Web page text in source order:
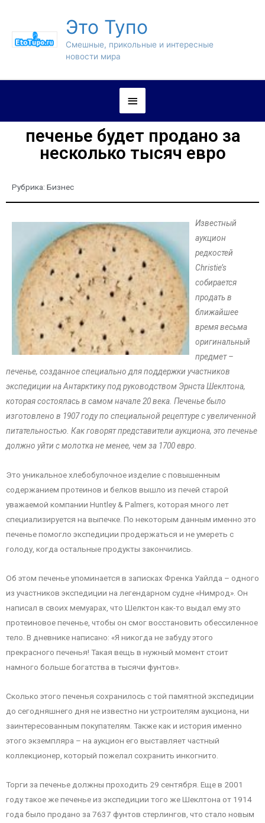
Это Тупо
Смешные, прикольные и интересные
новости мира
печенье будет продано за
несколько тысяч евро
Рубрика: Бизнес
Известный
аукцион
редкостей
Christie’s
собирается
продать в
ближайшее
время весьма
оригинальный
предмет –
печенье, созданное специально для поддержки участников
экспедиции на Антарктику под руководством Эрнста Шеклтона,
которая состоялась в самом начале 20 века. Печенье было
изготовлено в 1907 году по специальной рецептуре с увеличенной
питательностью. Как говорят представители аукциона, это печенье
должно уйти с молотка не менее, чем за 1700 евро.
Это уникальное хлебобулочное изделие с повышенным
содержанием протеинов и белков вышло из печей старой
уважаемой компании Huntley & Palmers, которая много лет
специализируется на выпечке. По некоторым данным именно это
печенье помогло экспедиции продержаться и не умереть с
голоду, когда остальные продукты закончились.
Об этом печенье упоминается в записках Френка Уайлда – одного
из участников экспедиции на легендарном судне «Нимрод». Он
написал в своих мемуарах, что Шелктон как-то выдал ему это
протеиновое печенье, чтобы он смог восстановить обессиленное
тело. В дневнике написано: «Я никогда не забуду этого
прекрасного печенья! Такая вещь в нужный момент стоит
намного больше богатства в тысячи фунтов».
Сколько этого печенья сохранилось с той памятной экспедиции
до сегодняшнего дня не известно ни устроителям аукциона, ни
заинтересованным покупателям. Также как и история именно
этого экземпляра – на аукцион его выставляет частный
коллекционер, который пожелал сохранить инкогнито.
Торги за печенье должны проходить 29 сентября. Еще в 2001
году такое же печенье из экспедиции того же Шеклтона от 1914
года было продано за 7637 фунтов стерлингов, что стало новым